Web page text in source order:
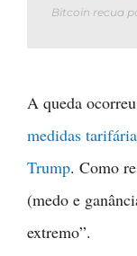
Bitcoin recua
A queda
medidas
Trump. Como
(medo e
extremo”.